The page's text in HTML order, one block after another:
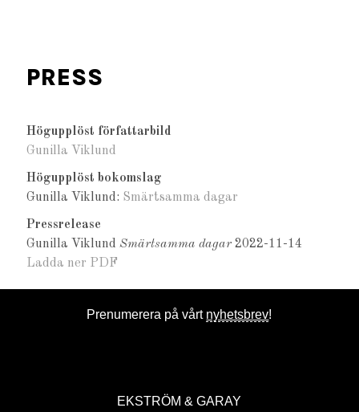
PRESS
Högupplöst författarbild
Gunilla Viklund
Högupplöst bokomslag
Gunilla Viklund: Smärtsamma dagar
Pressrelease
Gunilla Viklund Smärtsamma dagar 2022-11-14
Ladda ner PDF
Prenumerera på vårt nyhetsbrev!
EKSTRÖM & GARAY